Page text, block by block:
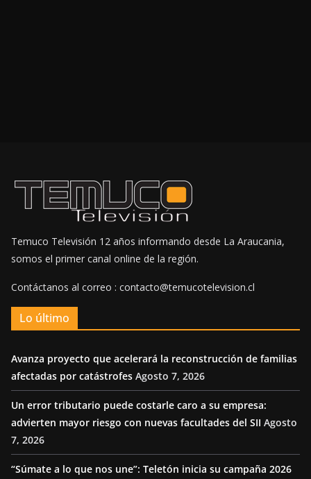
Temuco Televisión 12 años informando desde La Araucania,
somos el primer canal online de la región.
Contáctanos al correo : contacto@temucotelevision.cl
Lo último
Avanza proyecto que acelerará la reconstrucción de familias
afectadas por catástrofes Agosto 7, 2026
Un error tributario puede costarle caro a su empresa:
advierten mayor riesgo con nuevas facultades del SII Agosto
7, 2026
“Súmate a lo que nos une”: Teletón inicia su campaña 2026